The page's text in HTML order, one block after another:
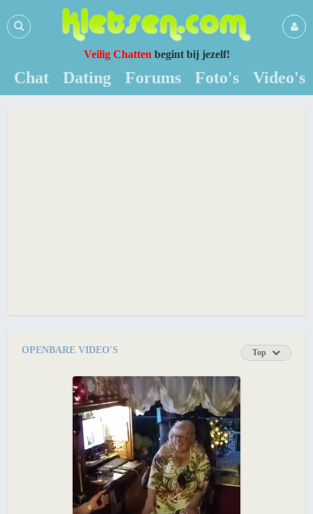
Veilig Chatten begint bij jezelf!
Chat Dating Forums Foto's Video's
OPENBARE VIDEO'S Top